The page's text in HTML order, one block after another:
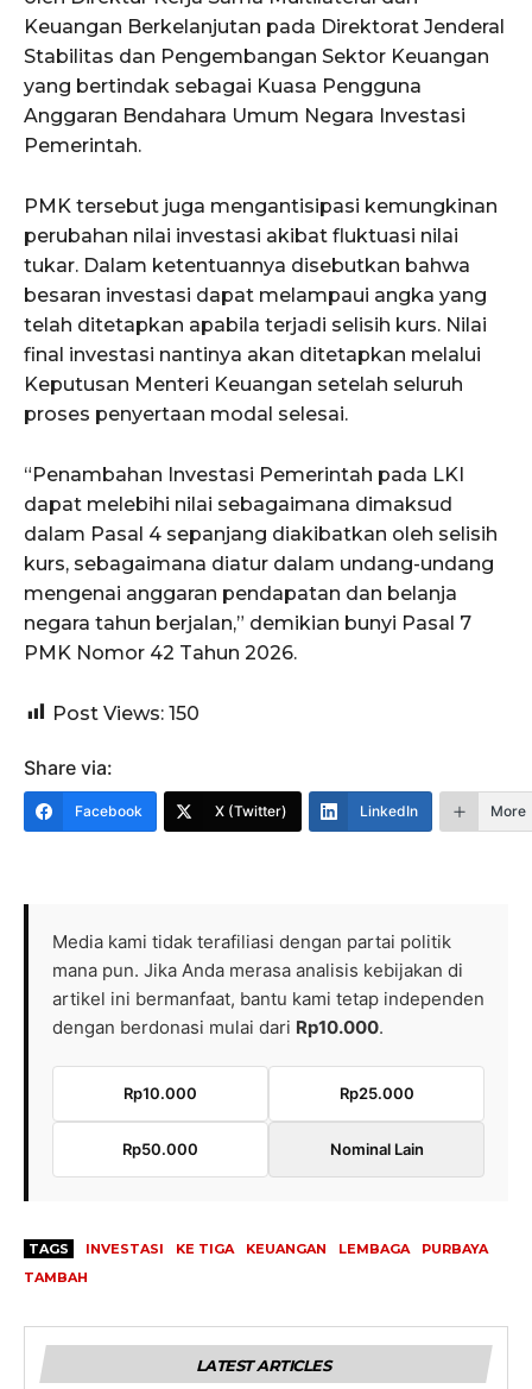
Keuangan Berkelanjutan pada Direktorat Jenderal
Stabilitas dan Pengembangan Sektor Keuangan
yang bertindak sebagai Kuasa Pengguna
Anggaran Bendahara Umum Negara Investasi
Pemerintah.
PMK tersebut juga mengantisipasi kemungkinan
perubahan nilai investasi akibat fluktuasi nilai
tukar. Dalam ketentuannya disebutkan bahwa
besaran investasi dapat melampaui angka yang
telah ditetapkan apabila terjadi selisih kurs. Nilai
final investasi nantinya akan ditetapkan melalui
Keputusan Menteri Keuangan setelah seluruh
proses penyertaan modal selesai.
“Penambahan Investasi Pemerintah pada LKI
dapat melebihi nilai sebagaimana dimaksud
dalam Pasal 4 sepanjang diakibatkan oleh selisih
kurs, sebagaimana diatur dalam undang-undang
mengenai anggaran pendapatan dan belanja
negara tahun berjalan,” demikian bunyi Pasal 7
PMK Nomor 42 Tahun 2026.
Post Views: 150
Share via:
Facebook X (Twitter) LinkedIn More
Media kami tidak terafiliasi dengan partai politik
mana pun. Jika Anda merasa analisis kebijakan di
artikel ini bermanfaat, bantu kami tetap independen
dengan berdonasi mulai dari Rp10.000.
Rp10.000 Rp25.000
Rp50.000 Nominal Lain
TAGS INVESTASI KE TIGA KEUANGAN LEMBAGA
PURBAYA
TAMBAH
LATEST ARTICLES